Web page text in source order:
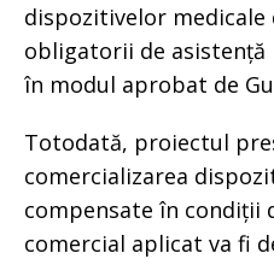
dispozitivelor
obligatorii de asistență
în modul aprobat de
Totodată, proiectul
comercializarea
compensate în condiții
comercial aplicat va fi